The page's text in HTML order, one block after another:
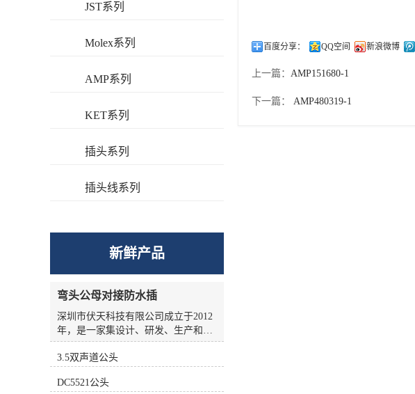
百度分享： QQ空间 新浪微博
上一篇： AMP151680-1
下一篇： AMP480319-1
JST系列
Molex系列
AMP系列
KET系列
插头系列
插头线系列
新鲜产品
弯头公母对接防水插
深圳市伏天科技有限公司成立于2012
年，是一家集设计、研发、生产和销
售于一体的高新技术企业，我司深耕
于电池、智能家居、办公自动化设
浴、变频器等领域，专注生产各类电
3.5双声道公头
DC5521公头